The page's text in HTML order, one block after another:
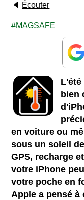
🔈 Écouter
MAGSAFE
L'été
bien
en voiture ou
sous un soleil
GPS, recharge
votre iPhone
votre poche en
Apple a pensé